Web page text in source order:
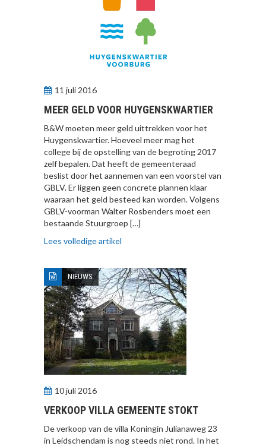
11 juli 2016
MEER GELD VOOR HUYGENSKWARTIER
B&W moeten meer geld uittrekken voor het
Huygenskwartier. Hoeveel meer mag het
college bij de opstelling van de begroting 2017
zelf bepalen. Dat heeft de gemeenteraad
beslist door het aannemen van een voorstel van
GBLV. Er liggen geen concrete plannen klaar
waaraan het geld besteed kan worden. Volgens
GBLV-voorman Walter Rosbenders moet een
bestaande Stuurgroep […]
Lees volledige artikel
NIEUWS
10 juli 2016
VERKOOP VILLA GEMEENTE STOKT
De verkoop van de villa Koningin Julianaweg 23
in Leidschendam is nog steeds niet rond. In het